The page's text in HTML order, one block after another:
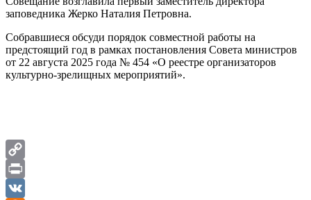
заповедника Жерко Наталия Петровна.
Собравшиеся обсуди порядок совместной работы на
предстоящий год в рамках постановления Совета министров
от 22 августа 2025 года № 454 «О реестре организаторов
культурно-зрелищных мероприятий».
Copy
Link
Print